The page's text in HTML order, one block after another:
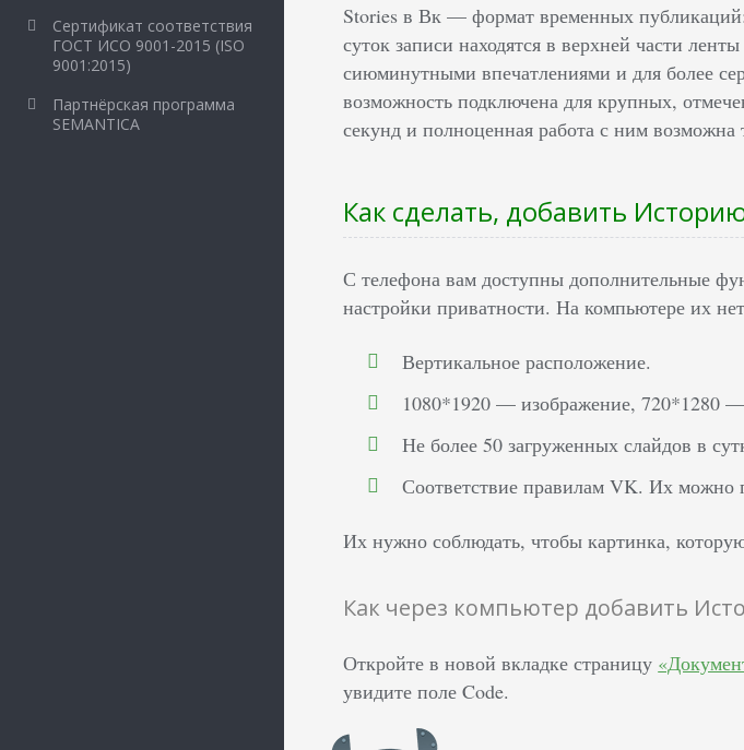
Stories в Вк –– формат временных
суток записи находятся в верхней части
сиюминутными впечатлениями и для более
возможность подключена для крупных,
секунд и полноценная работа с ним
Как сделать, добавить
С телефона вам доступны дополнительные
настройки приватности. На компьютере их
Вертикальное расположение.
1080*1920 –– изображение, 720*1280
Не более 50 загруженных слайдов в
Соответствие правилам VK. Их можно
Их нужно соблюдать, чтобы картинка,
Как через компьютер добавить
Откройте в новой вкладке страницу
увидите поле Code.
Сертификат соответствия
ГОСТ ИСО 9001-2015 (ISO
9001:2015)
Партнёрская программа
SEMANTICA